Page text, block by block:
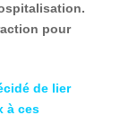
pour
de lier
à ces